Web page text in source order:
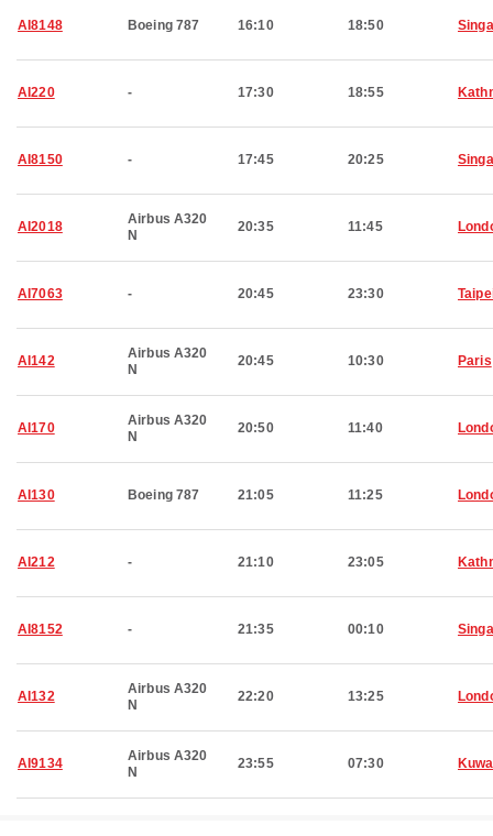
AI8148 Boeing 787 16:10 18:50
AI220 - 17:30 18:55
AI8150 - 17:45 20:25
AI2018
Airbus A320
N
20:35 11:45
AI7063 - 20:45 23:30
AI142
Airbus A320
N
20:45 10:30 Paris
AI170
Airbus A320
N
20:50 11:40
AI130 Boeing 787 21:05 11:25
AI212 - 21:10 23:05
AI8152 - 21:35 00:10
AI132
Airbus A320
N
22:20 13:25
AI9134
Airbus A320
N
23:55 07:30